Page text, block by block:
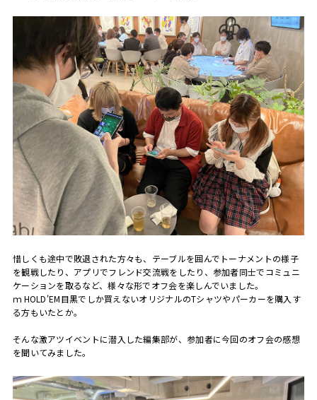
惜しくも途中で敗退された方々も、テーブルを囲んでトーナメントの様子
を観戦したり、アプリでフレンド交流戦をしたり、参加者同士でコミュニ
ケーションを取るなど、様々な形でオフ会を楽しんでいました。
ｍ HOLD'EM目黒でしか買えないオリジナルのTシャツやパーカーを購入す
る方もいたとか。
そんな激アツイベントに潜入した編集部が、参加者に今回のオフ会の感想
を聞いてみました。